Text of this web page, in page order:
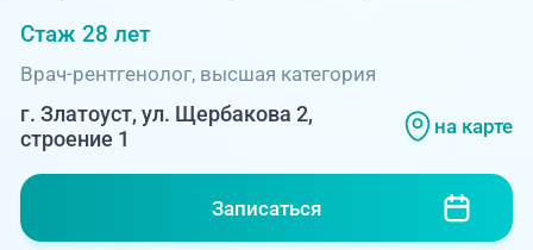
PreventAGE
+7 (351) 220-00-03
Стаж 28 лет
Врач-рентгенолог, высшая категория
г. Златоуст, ул. Щербакова 2,
строение 1
на карте
Записаться